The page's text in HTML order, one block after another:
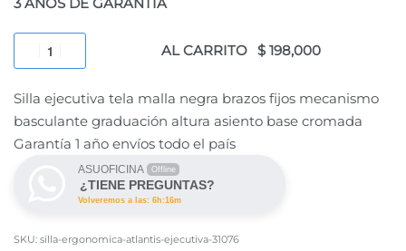
AL CARRITO
Silla ejecutiva tela malla negra brazos fijos mecanismo
basculante graduación altura asiento base cromada
Garantía 1 año envíos todo el país
ASUOFICINA Offline
¿TIENE PREGUNTAS?
Volveremos a las: 6h:16m
silla-ergonomica-atlantis-ejecutiva-31076